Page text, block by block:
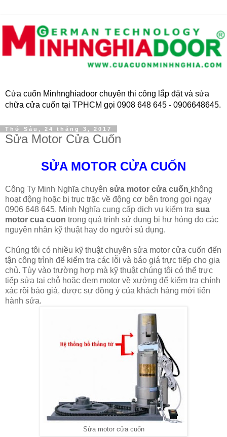
Cửa cuốn Minhnghiadoor chuyên thi công lắp đặt và sửa
chữa cửa cuốn tại TPHCM gọi 0908 648 645 - 0906648645.
Thứ Sáu, 24 tháng 3, 2017
Sửa Motor Cửa Cuốn
SỬA MOTOR CỬA CUỐN
Công Ty Minh Nghĩa chuyên sửa motor cửa cuốn không
hoạt động hoặc bị trục trặc về động cơ bên trong gọi ngay
0906 648 645. Minh Nghĩa cung cấp dịch vụ kiểm tra sua
motor cua cuon trong quá trình sử dụng bị hư hỏng do các
nguyên nhân kỹ thuật hay do người sủ dụng.
Chúng tôi có nhiều kỹ thuật chuyên sửa motor cửa cuốn đến
tận công trình để kiểm tra các lỗi và báo giá trực tiếp cho gia
chủ. Tùy vào trường hợp mà kỹ thuật chúng tôi có thể trực
tiếp sửa tại chỗ hoặc đem motor về xưởng để kiểm tra chính
xác rồi báo giá, được sự đồng ý của khách hàng mới tiến
hành sửa.
Sửa motor cửa cuốn